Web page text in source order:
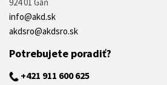
info@akd.sk
akdsro@akdsro.sk
Potrebujete poradiť?
+421 911 600 625